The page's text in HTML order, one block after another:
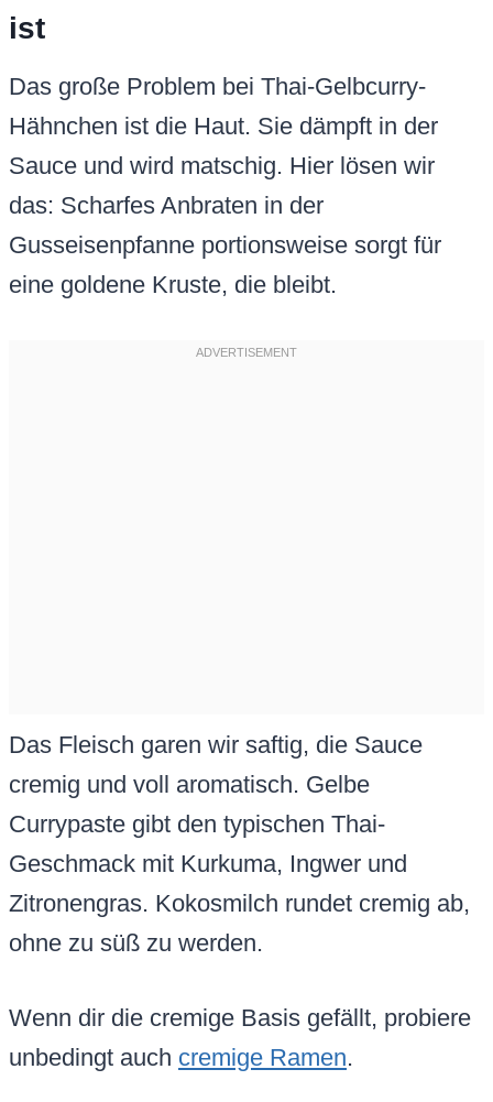
ist
Das große Problem bei Thai-Gelbcurry-
Hähnchen ist die Haut. Sie dämpft in der
Sauce und wird matschig. Hier lösen wir
das: Scharfes Anbraten in der
Gusseisenpfanne portionsweise sorgt für
eine goldene Kruste, die bleibt.
Das Fleisch garen wir saftig, die Sauce
cremig und voll aromatisch. Gelbe
Currypaste gibt den typischen Thai-
Geschmack mit Kurkuma, Ingwer und
Zitronengras. Kokosmilch rundet cremig ab,
ohne zu süß zu werden.
Wenn dir die cremige Basis gefällt, probiere
unbedingt auch cremige Ramen.